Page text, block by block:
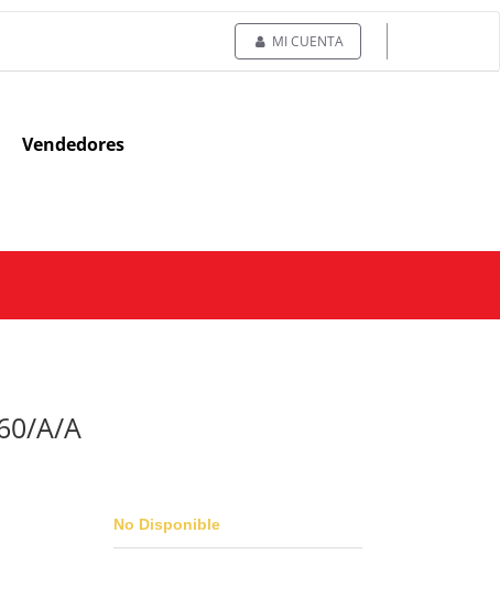
MI CUENTA
Vendedores
A/A
No Disponible